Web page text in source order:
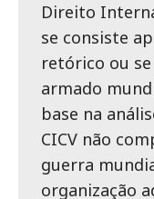
Direito
se consiste
retórico ou
armado
base na
CICV não
guerra
organização